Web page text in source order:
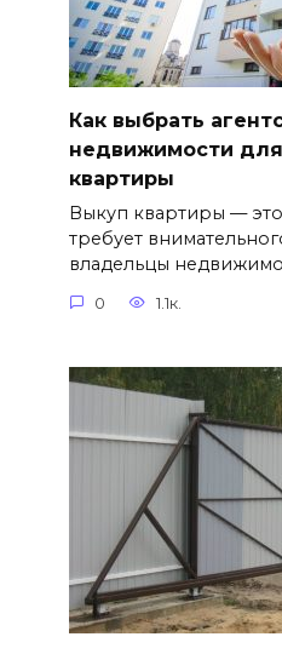
Как выбрать
недвижимости
квартиры
Выкуп квартиры —
требует
владельцы
0 1.1к.